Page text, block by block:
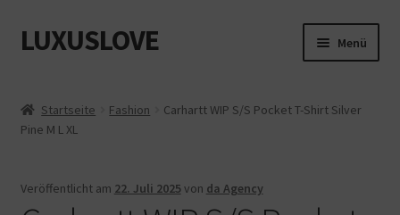
Zur
Navigation
Zum
Inhalt
LUXUSLOVE Menü
Cookie-Richtlinie (EU)
Datenschutz
Startseite Fashion
Carhartt WIP S/S Pocket T-Shirt Silver
Pine M L XL
Veröffentlicht am 22. Juli 2025von da Agency